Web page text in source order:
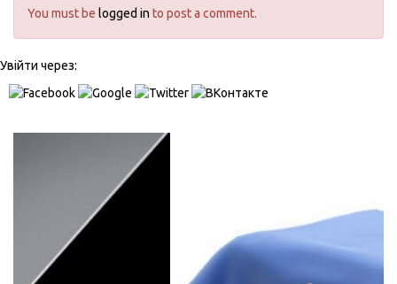
You must be logged in to post a comment.
Увійти через: